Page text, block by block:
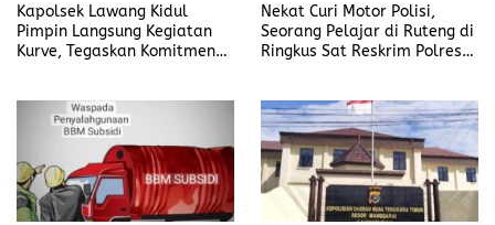
Kapolsek Lawang Kidul
Pimpin Langsung Kegiatan
Kurve, Tegaskan Komitmen
Nekat Curi Motor Polisi,
Seorang Pelajar di Ruteng di
Ringkus Sat Reskrim Polres